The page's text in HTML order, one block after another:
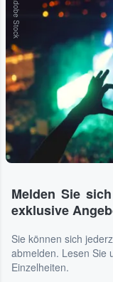
Adobe Stock
Melden Sie
exklusive
Sie können sich
abmelden. Lesen Sie
Einzelheiten.